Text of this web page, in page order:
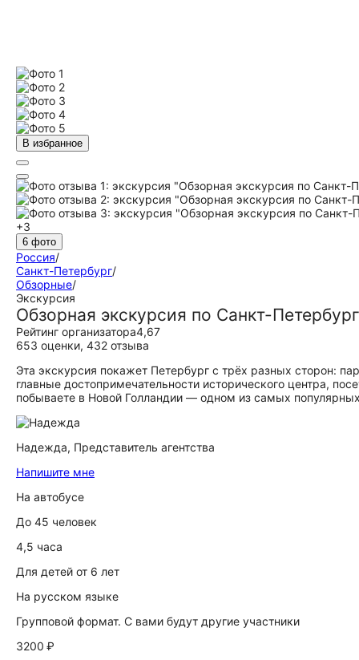
В избранное
+3
6 фото
Россия/
Санкт-Петербург/
Обзорные/
Экскурсия
Обзорная экскурсия по Санкт-
Рейтинг организатора4,67
653 оценки, 432 отзыва
Эта экскурсия покажет Петербург с трёх разных сторон:
главные достопримечательности исторического центра,
побываете в Новой Голландии — одном из самых
Надежда, Представитель агентства
Напишите мне
На автобусе
До 45 человек
4,5 часа
Для детей от 6 лет
На русском языке
Групповой формат. С вами будут другие участники
3200 ₽